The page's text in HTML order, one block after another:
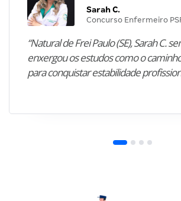
Sarah C.
Concurso Enfermeiro
“Natural de Frei Paulo (SE), Sarah C.
enxergou os estudos como o
para conquistar estabilidade